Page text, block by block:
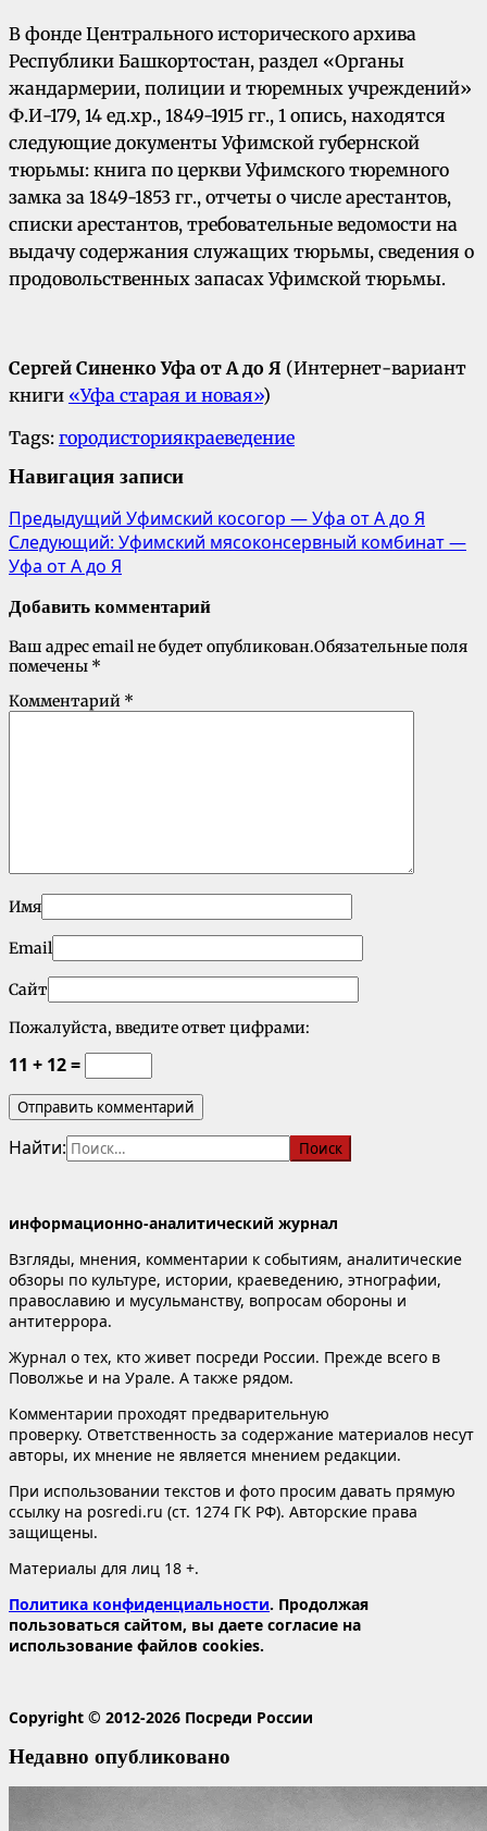
В фонде Центрального исторического архива
Республики Башкортостан, раздел «Органы
жандармерии, полиции и тюремных учреждений»
Ф.И-179, 14 ед.хр., 1849-1915 гг., 1 опись, находятся
следующие документы Уфимской губернской
тюрьмы: книга по церкви Уфимского тюремного
замка за 1849-1853 гг., отчеты о числе арестантов,
списки арестантов, требовательные ведомости на
выдачу содержания служащих тюрьмы, сведения о
продовольственных запасах Уфимской тюрьмы.
Сергей Синенко Уфа от А до Я (Интернет-вариант
книги «Уфа старая и новая»)
Tags: городисториякраеведение
Навигация записи
Предыдущий Уфимский косогор — Уфа от А до Я
Следующий: Уфимский мясоконсервный комбинат —
Уфа от А до Я
Добавить комментарий
Ваш адрес email не будет опубликован.Обязательные поля
помечены *
Комментарий *
Имя
Email
Сайт
Пожалуйста, введите ответ цифрами:
11 + 12 =
Найти:
информационно-аналитический журнал
Взгляды, мнения, комментарии к событиям, аналитические
обзоры по культуре, истории, краеведению, этнографии,
православию и мусульманству, вопросам обороны и
антитеррора.
Журнал о тех, кто живет посреди России. Прежде всего в
Поволжье и на Урале. А также рядом.
Комментарии проходят предварительную
проверку. Ответственность за содержание материалов несут
авторы, их мнение не является мнением редакции.
При использовании текстов и фото просим давать прямую
ссылку на posredi.ru (ст. 1274 ГК РФ). Авторские права
защищены.
Материалы для лиц 18 +.
Политика конфиденциальности. Продолжая
пользоваться сайтом, вы даете согласие на
использование файлов cookies.
Copyright © 2012-2026 Посреди России
Недавно опубликовано